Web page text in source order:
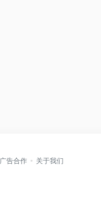
广告合作 关于我们